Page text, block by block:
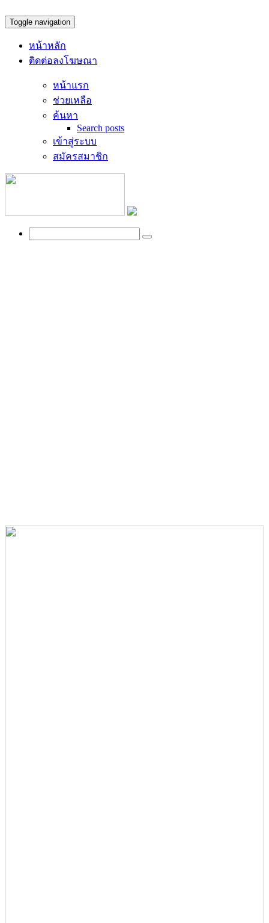
Toggle navigation
หน้าหลัก
ติดต่อลงโฆษณา
หน้าแรก
ช่วยเหลือ
ค้นหา
Search posts
เข้าสู่ระบบ
สมัครสมาชิก